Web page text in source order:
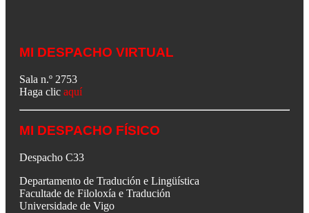
MI DESPACHO VIRTUAL
Sala n.º 2753
Haga clic aquí
MI DESPACHO FÍSICO
Despacho C33
Departamento de Tradución e Lingüística
Facultade de Filoloxía e Tradución
Universidade de Vigo